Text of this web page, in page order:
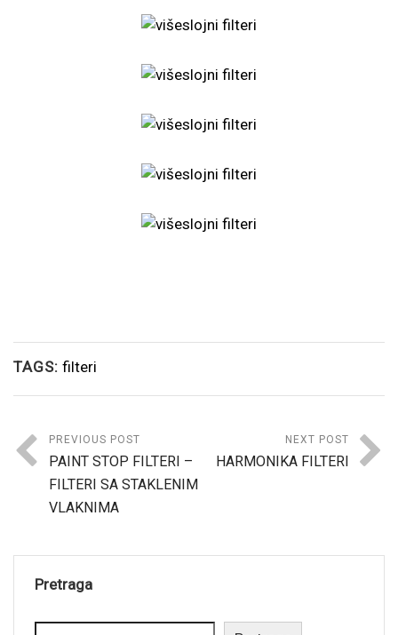
TAGS: filteri
PREVIOUS POST
PAINT STOP FILTERI –
FILTERI SA STAKLENIM
VLAKNIMA
NEXT POST
HARMONIKA FILTERI
Pretraga